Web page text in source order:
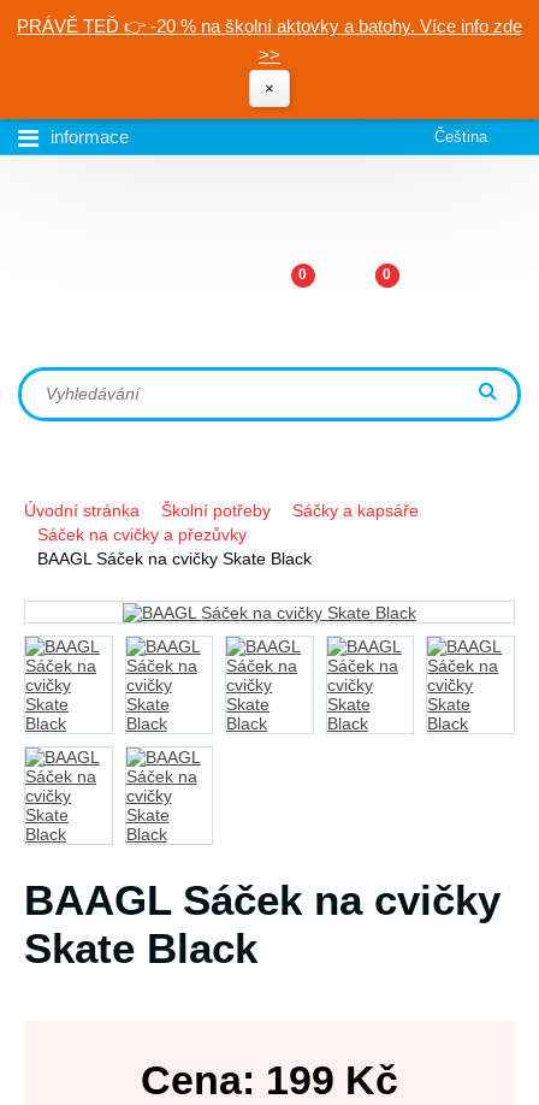
PRÁVĚ TEĎ 👉 -20 % na školní aktovky a batohy. Více info zde
>>
×
informace Čeština
0 0
Úvodní stránka Školní potřeby
Sáčky a kapsáře
Sáček na cvičky a přezůvky
BAAGL Sáček na cvičky Skate Black
BAAGL Sáček na cvičky
Skate Black
Cena: 199 Kč